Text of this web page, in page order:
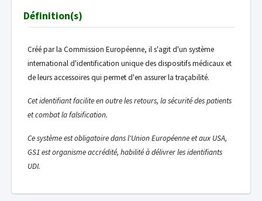
Définition(s)
Créé par la Commission Européenne, il s'agit d'un système
international d'identification unique des dispositifs médicaux et
de leurs accessoires qui permet d'en assurer la traçabilité.
Cet identifiant facilite en outre les retours, la sécurité des patients
et combat la falsification.
Ce système est obligatoire dans l'Union Européenne et aux USA,
GS1 est organisme accrédité, habilité à délivrer les identifiants
UDI.